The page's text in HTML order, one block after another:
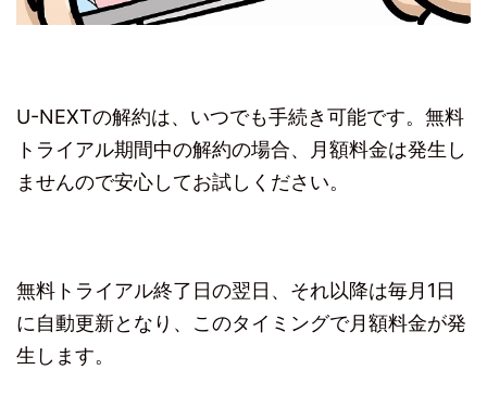
U-NEXTの解約は、いつでも手続き可能です。無料
トライアル期間中の解約の場合、月額料金は発生し
ませんので安心してお試しください。
無料トライアル終了日の翌日、それ以降は毎月1日
に自動更新となり、このタイミングで月額料金が発
生します。